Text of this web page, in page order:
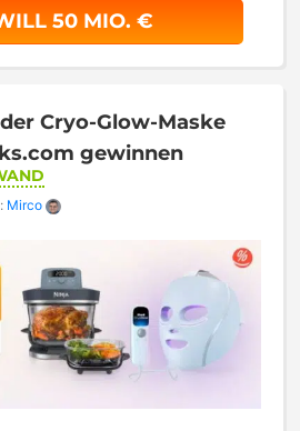
50 MIO. €
Cryo-Glow-Maske
gewinnen
Mirco